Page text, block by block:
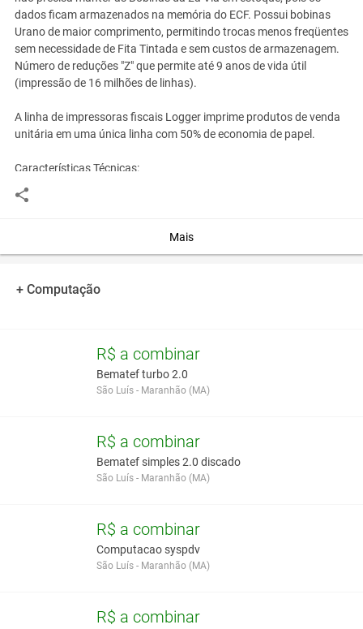
dados ficam armazenados na memória do ECF. Possui bobinas
Urano de maior comprimento, permitindo trocas menos freqüentes
sem necessidade de Fita Tintada e sem custos de armazenagem.
Número de reduções "Z" que permite até 9 anos de vida útil
(impressão de 16 milhões de linhas).
A linha de impressoras fiscais Logger imprime produtos de venda
unitária em uma única linha com 50% de economia de papel.
Características Técnicas:
Fonte de alimentação chaveada full range, 95 a 250 VAC
Sensores de fim de papel, pouco papel, cabeçote térmico levantado
e de gaveta aberta ou fechada
Peso da impressora: aproximadamente 1,35 kg
Você assume toda a responsabilidade pela cotação deste item. Você acha que
este anúncio é contra a política de Agroads?
Mais
+ Computação
R$ a combinar
Bematef turbo 2.0
São Luís - Maranhão (MA)
R$ a combinar
Bematef simples 2.0 discado
São Luís - Maranhão (MA)
R$ a combinar
Computacao syspdv
São Luís - Maranhão (MA)
R$ a combinar